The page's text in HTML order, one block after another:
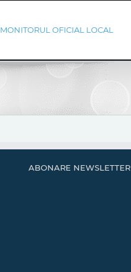
MONITORUL OFICIAL LOCAL
ABONARE NEWSLETTER